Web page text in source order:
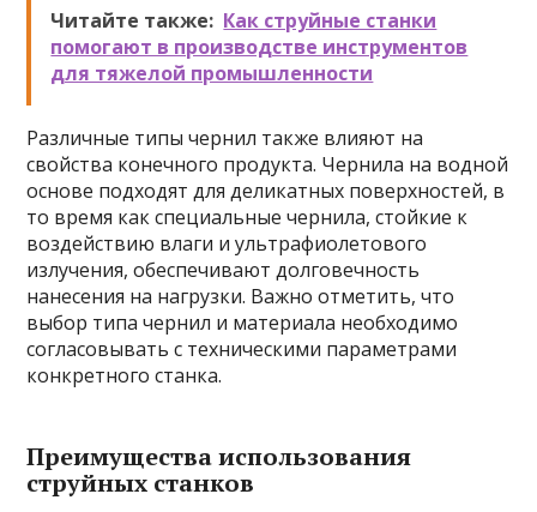
Читайте также: Как струйные станки
помогают в производстве инструментов
для тяжелой промышленности
Различные типы чернил также влияют на
свойства конечного продукта. Чернила на водной
основе подходят для деликатных поверхностей, в
то время как специальные чернила, стойкие к
воздействию влаги и ультрафиолетового
излучения, обеспечивают долговечность
нанесения на нагрузки. Важно отметить, что
выбор типа чернил и материала необходимо
согласовывать с техническими параметрами
конкретного станка.
Преимущества использования
струйных станков